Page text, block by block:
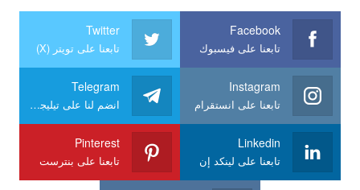
Facebook
تابعنا على فيسبوك
Twitter
تابعنا على تويتر (X)
Instagram
تابعنا على انستقرام
Telegram
انضم لنا على تيليجرام
Linkedin
تابعنا على لينكد إن
Pinterest
تابعنا على بنترست